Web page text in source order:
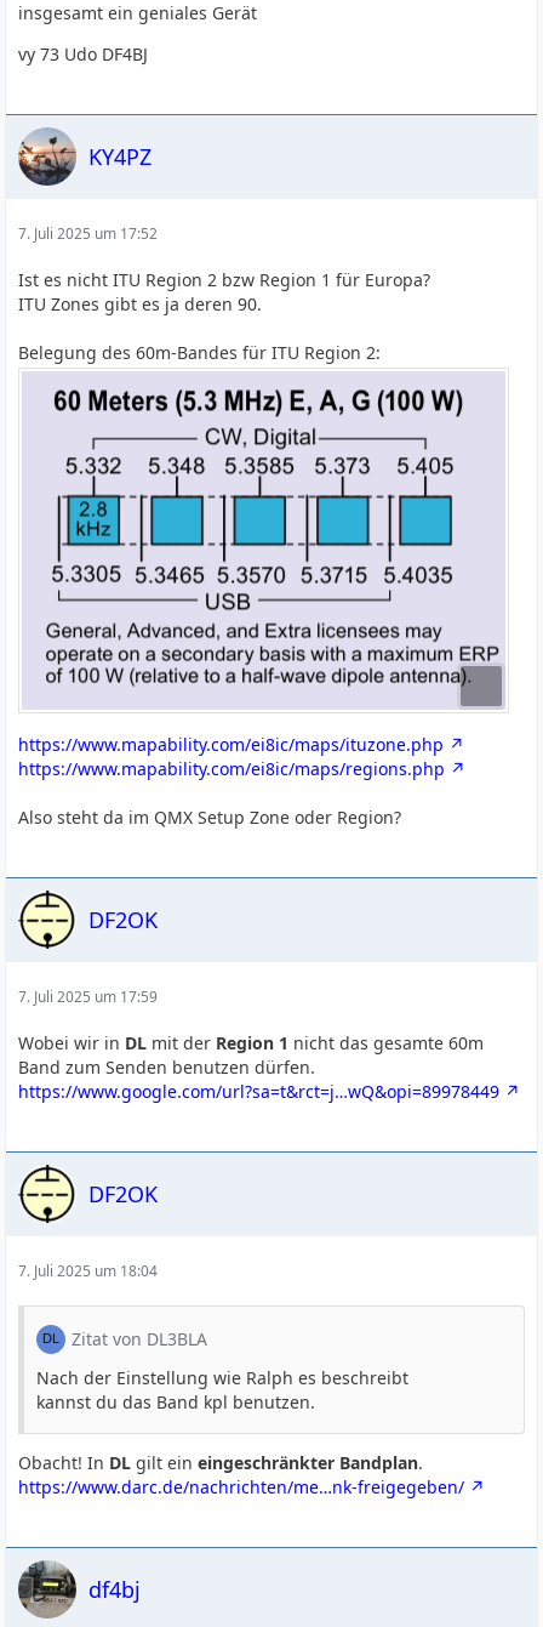
insgesamt ein geniales Gerät
vy 73 Udo DF4BJ
KY4PZ
7. Juli 2025 um 17:52
Ist es nicht ITU Region 2 bzw Region 1 für Europa?
ITU Zones gibt es ja deren 90.
Belegung des 60m-Bandes für ITU Region 2:
https://www.mapability.com/ei8ic/maps/ituzone.php
https://www.mapability.com/ei8ic/maps/regions.php
Also steht da im QMX Setup Zone oder Region?
DF2OK
7. Juli 2025 um 17:59
Wobei wir in DL mit der Region 1 nicht das gesamte 60m
Band zum Senden benutzen dürfen.
https://www.google.com/url?sa=t&rct=j…wQ&opi=89978449
DF2OK
7. Juli 2025 um 18:04
Zitat von DL3BLA
Nach der Einstellung wie Ralph es beschreibt
kannst du das Band kpl benutzen.
Obacht! In DL gilt eineingeschränkter Bandplan.
https://www.darc.de/nachrichten/me…nk-freigegeben/
df4bj